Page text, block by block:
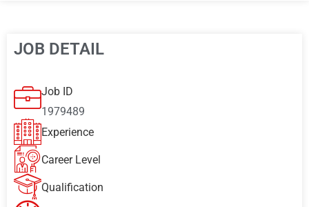
JOB DETAIL
Job ID
1979489
Experience
Career Level
Qualification